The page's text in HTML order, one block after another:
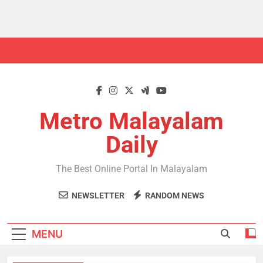
Metro Malayalam
Daily
The Best Online Portal In Malayalam
NEWSLETTER RANDOM NEWS
MENU